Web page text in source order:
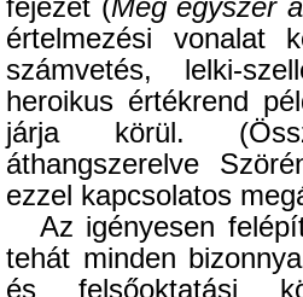
fejezet (Még egyszer
értelmezési vonalat
számvetés, lelki-
heroikus értékrend
járja körül.
áthangszerelve
ezzel kapcsolatos
Az igényesen
tehát minden
és felsőoktatási